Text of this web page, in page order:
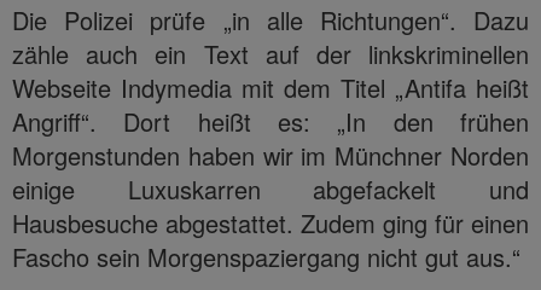
Die Polizei prüfe „in alle Richtungen“. Dazu
zähle auch ein Text auf der linkskriminellen
Webseite Indymedia mit dem Titel „Antifa heißt
Angriff“. Dort heißt es: „In den frühen
Morgenstunden haben wir im Münchner Norden
einige Luxuskarren abgefackelt und
Hausbesuche abgestattet. Zudem ging für einen
Fascho sein Morgenspaziergang nicht gut aus.“